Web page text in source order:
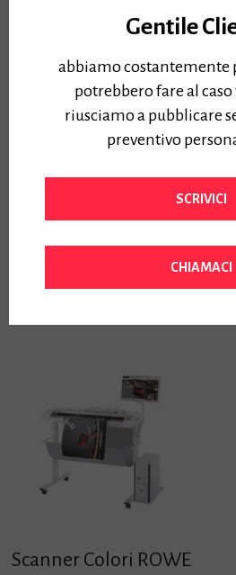
ROWE A0+ (96cm)
Iva Inclusa
Scanner Colori ROWE
Gentile
abbiamo costantemente
potrebbero fare al
riusciamo a pubblicare
preventivo
SCRIVICI
CHIAMACI